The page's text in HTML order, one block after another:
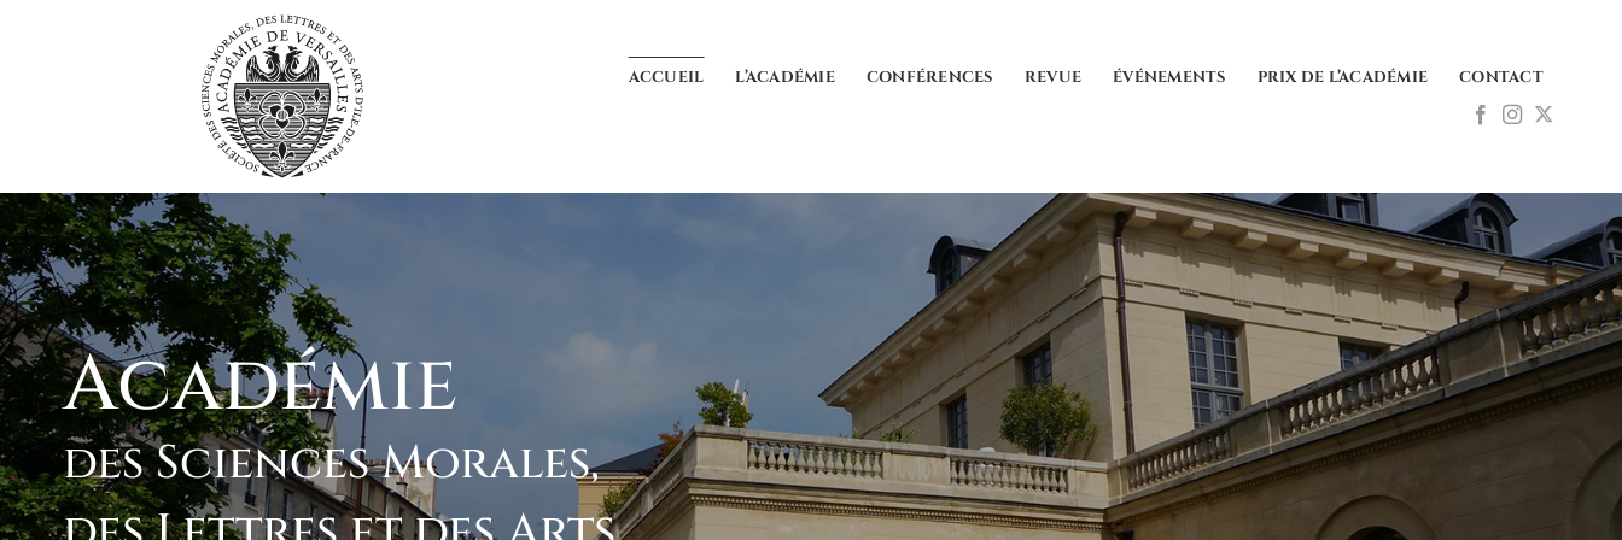
ACCUEIL L’ACADÉMIE CONFÉRENCES REVUE ÉVÉNEMENTS PRIX DE L’ACADÉMIE CONTACT
Académie
des Sciences Morales,